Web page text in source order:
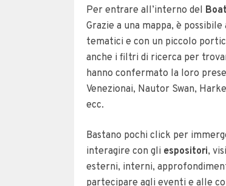
Per entrare all’interno del
Grazie a una mappa, è
tematici e con un piccolo
anche i filtri di ricerca per
hanno confermato la loro
Venezionai, Nautor Swan,
ecc.
Bastano pochi click per
interagire con gli espositori,
esterni, interni,
partecipare agli eventi e alle